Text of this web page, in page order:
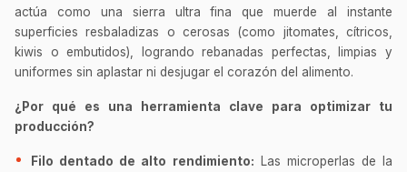
actúa como una sierra ultra fina que muerde al instante
superficies resbaladizas o cerosas (como jitomates, cítricos,
kiwis o embutidos), logrando rebanadas perfectas, limpias y
uniformes sin aplastar ni desjugar el corazón del alimento.
¿Por qué es una herramienta clave para optimizar tu
producción?
Filo dentado de alto rendimiento: Las microperlas de la